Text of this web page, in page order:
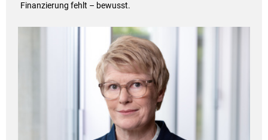
Finanzierung fehlt – bewusst.